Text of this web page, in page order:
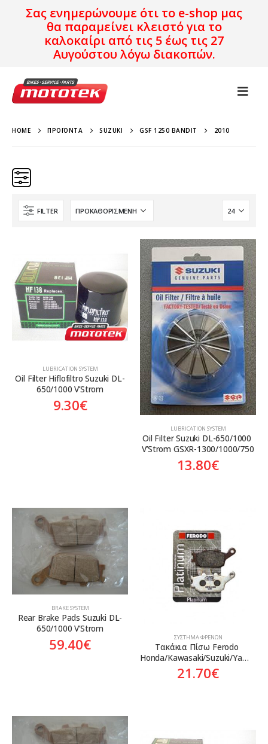
Σας ενημερώνουμε ότι το e-shop μας
θα παραμείνει κλειστό για το
καλοκαίρι από τις 5 έως τις 27
Αυγούστου λόγω διακοπών.
HOME ΠΡΟΪΌΝΤΑ SUZUKI GSF 1250 BANDIT 2010
Κατηγορίες
Aftermarket Aftermarket
Genuine
Γνήσιο
FILTER
LUBRICATION SYSTEM
Oil Filter Hiflofiltro Suzuki DL-
650/1000 V’Strom
9.30€
LUBRICATION SYSTEM
Oil Filter Suzuki DL-650/1000
V’Strom GSXR-1300/1000/750
13.80€
BRAKE SYSTEM
Rear Brake Pads Suzuki DL-
650/1000 V’Strom
59.40€ ΣΎΣΤΗΜΑ ΦΡΈΝΩΝ
Τακάκια Πίσω Ferodo
Honda/Kawasaki/Suzuki/Yamaha
21.70€